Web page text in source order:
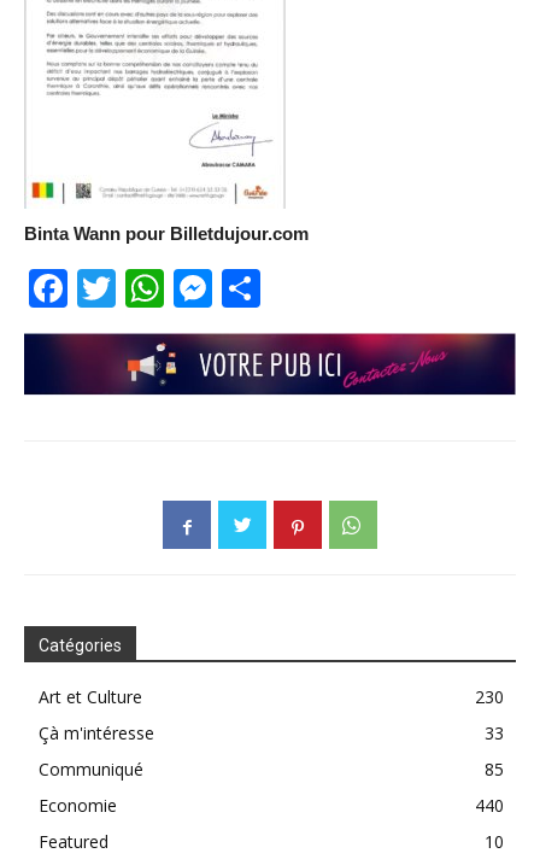
Binta Wann pour Billetdujour.com
Facebook
TwitterWhatsApp
Messenger
Catégories
Art et Culture
230
Çà m'intéresse
33
Communiqué
85
Economie
440
Featured
10